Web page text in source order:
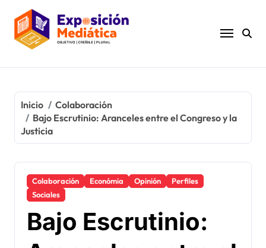
contenido
Inicio
Colaboración
Bajo Escrutinio: Aranceles entre el Congreso y la
Justicia
Colaboración Económia Opinión
Perfiles
Sociales
Bajo Escrutinio: